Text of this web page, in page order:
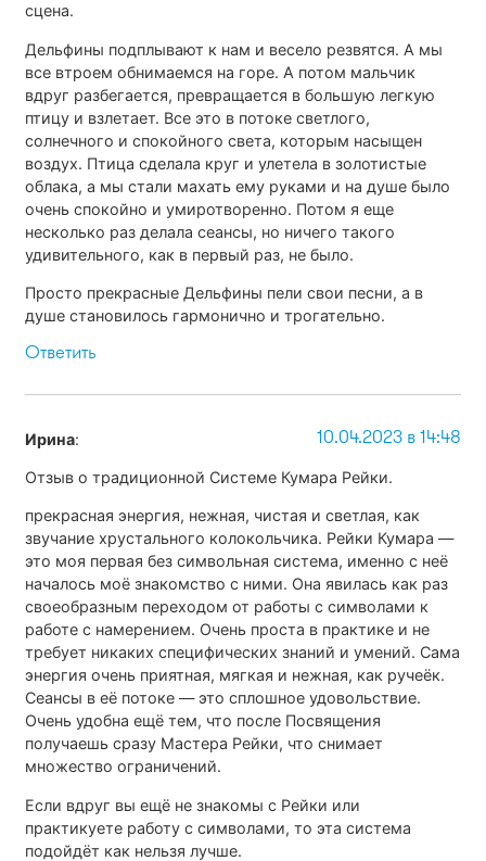
сцена.
Дельфины подплывают к нам и весело резвятся. А мы
все втроем обнимаемся на горе. А потом мальчик
вдруг разбегается, превращается в большую легкую
птицу и взлетает. Все это в потоке светлого,
солнечного и спокойного света, которым насыщен
воздух. Птица сделала круг и улетела в золотистые
облака, а мы стали махать ему руками и на душе было
очень спокойно и умиротворенно. Потом я еще
несколько раз делала сеансы, но ничего такого
удивительного, как в первый раз, не было.
Просто прекрасные Дельфины пели свои песни, а в
душе становилось гармонично и трогательно.
Ответить
Ирина: 10.04.2023 в 14:48
Отзыв о традиционной Системе Кумара Рейки.
прекрасная энергия, нежная, чистая и светлая, как
звучание хрустального колокольчика. Рейки Кумара —
это моя первая без символьная система, именно с неё
началось моё знакомство с ними. Она явилась как раз
своеобразным переходом от работы с символами к
работе с намерением. Очень проста в практике и не
требует никаких специфических знаний и умений. Сама
энергия очень приятная, мягкая и нежная, как ручеёк.
Сеансы в её потоке — это сплошное удовольствие.
Очень удобна ещё тем, что после Посвящения
получаешь сразу Мастера Рейки, что снимает
множество ограничений.
Если вдруг вы ещё не знакомы с Рейки или
практикуете работу с символами, то эта система
подойдёт как нельзя лучше.